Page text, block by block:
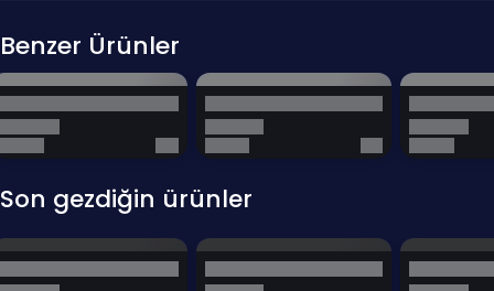
S: Bu kod Türkiye hesabımda çalışır mı?
C: Hayır, bu kod yalnızca Valorant Avrupa (EU) sunucularında
oluşturulmuş hesaplarda çalışmaktadır.
Euro - 475 VP mükemmel bir fırsattır. Büyük bir harcama yapmadan
koleksiyonuna ilk parçayı ekle ve oyun içi görünümünü kişiselleştir.
İlk Kozmetik Alımı:Tarzını yansıtacak ilk kozmetik ürününü
almak için idealdir.
Benzer Ürünler
Son gezdiğin ürünler